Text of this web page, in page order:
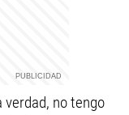
verdad, no tengo